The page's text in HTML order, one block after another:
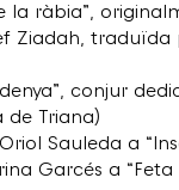
la ràbia”,
Ziadah, traduïda
conjur
de Triana)
Sauleda a
Garcés a “Feta